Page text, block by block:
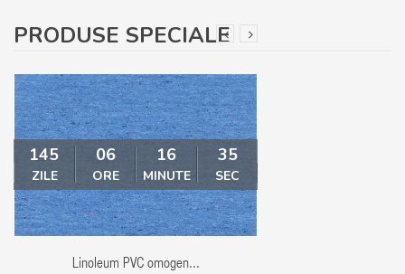
PRODUSE SPECIALE
145
ZILE
06
ORE
16
MINUTE
34
SEC
Linoleum PVC omogen...